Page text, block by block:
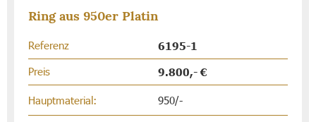
Ring aus 950er Platin
Referenz 6195-1
Preis 9.800,- €
Hauptmaterial: 950/-